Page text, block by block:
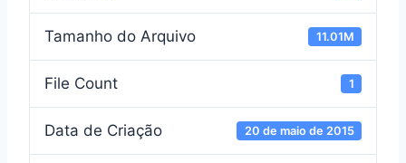
Tamanho do Arquivo 11.01M
File Count 1
Data de Criação 20 de maio de 2015